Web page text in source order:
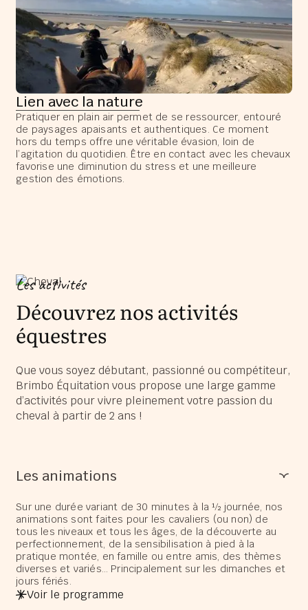
Lien avec la nature
Pratiquer en plain air permet de se ressourcer, entouré
de paysages apaisants et authentiques. Ce moment
hors du temps offre une véritable évasion, loin de
l’agitation du quotidien. Être en contact avec les chevaux
favorise une diminution du stress et une meilleure
gestion des émotions.
Les activités
Découvrez nos activités
équestres
Que vous soyez débutant, passionné ou compétiteur,
Brimbo Équitation vous propose une large gamme
d’activités pour vivre pleinement votre passion du
cheval à partir de 2 ans !
Les animations
Sur une durée variant de 30 minutes à la ½ journée, nos
animations sont faites pour les cavaliers (ou non) de
tous les niveaux et tous les âges, de la découverte au
perfectionnement, de la sensibilisation à pied à la
pratique montée, en famille ou entre amis, des thèmes
diverses et variés… Principalement sur les dimanches et
jours fériés.
Voir le programme